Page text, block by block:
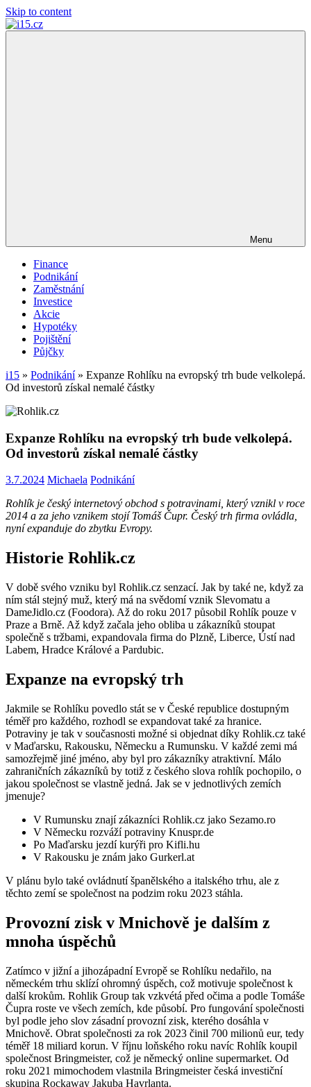
Skip to content
Menu
Finance
Podnikání
Zaměstnání
Investice
Akcie
Hypotéky
Pojištění
Půjčky
i15 » Podnikání» Expanze Rohlíku na evropský trh bude velkolepá.
Od investorů získal nemalé částky
Expanze Rohlíku na evropský trh bude velkolepá.
Od investorů získal nemalé částky
3.7.2024 Michaela Podnikání
Rohlík je český internetový obchod s potravinami, který vznikl v roce
2014 a za jeho vznikem stojí Tomáš Čupr. Český trh firma ovládla,
nyní expanduje do zbytku Evropy.
Historie Rohlik.cz
V době svého vzniku byl Rohlik.cz senzací. Jak by také ne, když za
ním stál stejný muž, který má na svědomí vznik Slevomatu a
DameJidlo.cz (Foodora). Až do roku 2017 působil Rohlík pouze v
Praze a Brně. Až když začala jeho obliba u zákazníků stoupat
společně s tržbami, expandovala firma do Plzně, Liberce, Ústí nad
Labem, Hradce Králové a Pardubic.
Expanze na evropský trh
Jakmile se Rohlíku povedlo stát se v České republice dostupným
téměř pro každého, rozhodl se expandovat také za hranice.
Potraviny je tak v současnosti možné si objednat díky Rohlik.cz také
v Maďarsku, Rakousku, Německu a Rumunsku. V každé zemi má
samozřejmě jiné jméno, aby byl pro zákazníky atraktivní. Málo
zahraničních zákazníků by totiž z českého slova rohlík pochopilo, o
jakou společnost se vlastně jedná. Jak se v jednotlivých zemích
jmenuje?
V Rumunsku znají zákazníci Rohlik.cz jako Sezamo.ro
V Německu rozváží potraviny Knuspr.de
Po Maďarsku jezdí kurýři pro Kifli.hu
V Rakousku je znám jako Gurkerl.at
V plánu bylo také ovládnutí španělského a italského trhu, ale z
těchto zemí se společnost na podzim roku 2023 stáhla.
Provozní zisk v Mnichově je dalším z
mnoha úspěchů
Zatímco v jižní a jihozápadní Evropě se Rohlíku nedařilo, na
německém trhu sklízí ohromný úspěch, což motivuje společnost k
další krokům. Rohlik Group tak vzkvétá před očima a podle Tomáše
Čupra roste ve všech zemích, kde působí. Pro fungování společnosti
byl podle jeho slov zásadní provozní zisk, kterého dosáhla v
Mnichově. Obrat společnosti za rok 2023 činil 700 milionů eur, tedy
téměř 18 miliard korun. V říjnu loňského roku navíc Rohlík koupil
společnost Bringmeister, což je německý online supermarket. Od
roku 2021 mimochodem vlastnila Bringmeister česká investiční
skupina Rockaway Jakuba Havrlanta.